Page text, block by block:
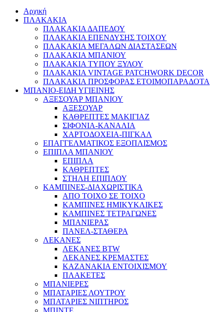
Αρχική
ΠΛΑΚΑΚΙΑ
ΠΛΑΚΑΚΙΑ ΔΑΠΕΔΟΥ
ΠΛΑΚΑΚΙΑ ΕΠΕΝΔΥΣΗΣ ΤΟΙΧΟΥ
ΠΛΑΚΑΚΙΑ ΜΕΓΑΛΩΝ ΔΙΑΣΤΑΣΕΩΝ
ΠΛΑΚΑΚΙΑ ΜΠΑΝΙΟΥ
ΠΛΑΚΑΚΙΑ ΤΥΠΟΥ ΞΥΛΟΥ
ΠΛΑΚΑΚΙΑ VINTAGE PATCHWORK DECOR
ΠΛΑΚΑΚΙΑ ΠΡΟΣΦΟΡΑΣ ΕΤΟΙΜΟΠΑΡΑΔΟΤΑ
ΜΠΑΝΙΟ-ΕΙΔΗ ΥΓΙΕΙΝΗΣ
ΑΞΕΣΟΥΑΡ ΜΠΑΝΙΟΥ
ΑΞΕΣΟΥΑΡ
ΚΑΘΡΕΠΤΕΣ ΜΑΚΙΓΙΑΖ
ΣΙΦΟΝΙΑ-ΚΑΝΑΛΙΑ
ΧΑΡΤΟΔΟΧΕΙΑ-ΠΙΓΚΑΛ
ΕΠΑΓΓΕΛΜΑΤΙΚΟΣ ΕΞΟΠΛΙΣΜΟΣ
ΕΠΙΠΛΑ ΜΠΑΝΙΟΥ
ΕΠΙΠΛΑ
ΚΑΘΡΕΠΤΕΣ
ΣΤΗΛΗ ΕΠΙΠΛΟΥ
ΚΑΜΠΙΝΕΣ-ΔΙΑΧΩΡΙΣΤΙΚΑ
ΑΠΟ ΤΟΙΧΟ ΣΕ ΤΟΙΧΟ
ΚΑΜΠΙΝΕΣ ΗΜΙΚΥΚΛΙΚΕΣ
ΚΑΜΠΙΝΕΣ ΤΕΤΡΑΓΩΝΕΣ
ΜΠΑΝΙΕΡΑΣ
ΠΑΝΕΛ-ΣΤΑΘΕΡΑ
ΛΕΚΑΝΕΣ
ΛΕΚΑΝΕΣ BTW
ΛΕΚΑΝΕΣ ΚΡΕΜΑΣΤΕΣ
ΚΑΖΑΝΑΚΙΑ ΕΝΤΟΙΧΙΣΜΟΥ
ΠΛΑΚΕΤΕΣ
ΜΠΑΝΙΕΡΕΣ
ΜΠΑΤΑΡΙΕΣ ΛΟΥΤΡΟΥ
ΜΠΑΤΑΡΙΕΣ ΝΙΠΤΗΡΟΣ
ΜΠΙΝΤΕ